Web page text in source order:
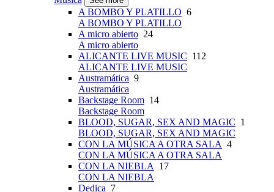
A BOMBO Y PLATILLO 6
A BOMBO Y PLATILLO
A micro abierto 24
A micro abierto
ALICANTE LIVE MUSIC 112
ALICANTE LIVE MUSIC
Austramática 9
Austramática
Backstage Room 14
Backstage Room
BLOOD, SUGAR, SEX AND MAGIC 1
BLOOD, SUGAR, SEX AND MAGIC
CON LA MÚSICA A OTRA SALA 4
CON LA MÚSICA A OTRA SALA
CON LA NIEBLA 17
CON LA NIEBLA
Dedica 7